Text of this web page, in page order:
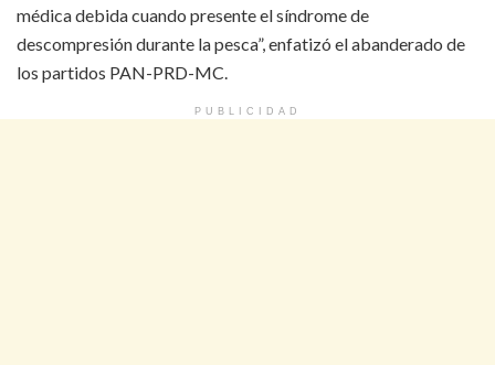
médica debida cuando presente el síndrome de
descompresión durante la pesca”, enfatizó el abanderado de
los partidos PAN-PRD-MC.
PUBLICIDAD